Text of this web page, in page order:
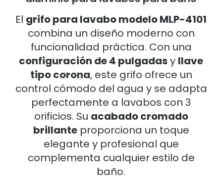
El grifo para lavabo modelo MLP-4101
combina un diseño moderno con
funcionalidad práctica. Con una
configuración de 4 pulgadasy llave
tipo corona, este grifo ofrece un
control cómodo del agua y se adapta
perfectamente a lavabos con 3
orificios. Su acabado cromado
brillanteproporciona un toque
elegante y profesional que
complementa cualquier estilo de
baño.